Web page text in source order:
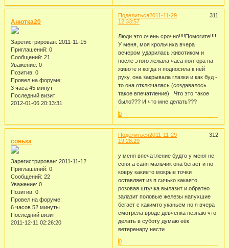
Поделиться 311
2011-11-29
12:33:57
Анютка20
Зарегистрирован: 2011-11-15
Приглашений: 0
Сообщений: 21
Уважение: 0
Позитив: 0
Провел на форуме:
3 часа 45 минут
Последний визит:
2012-01-06 20:13:31
Люди это очень срочно!!!!Помогите!!!!
У меня, моя крольчиха вчера
вечером ударилась животиком и
после этого лежала часа полтора на
животе и когда я подносила к ней
руку, она закрывала глазки и как буд -
то она отключалась (создавалось
такое впечатление) Что это такое
было??? И что мне делать???
0
Поделиться 312
2011-11-29
19:28:29
сонька
Зарегистрирован: 2011-11-12
Приглашений: 0
Сообщений: 22
Уважение: 0
Позитив: 0
Провел на форуме:
6 часов 52 минуты
Последний визит:
2011-12-11 02:26:20
у меня впечатление будто у меня не
соня а саня мальчик она бегает и по
ковру какието мокрые точки
оставляет из п сичько какаято
розовая штучка вылазит и обратно
залазит половые железы напухшие
бегает с какимто уканьем но я вчера
смотрела вроде девченка незнаю что
делать в суботу думаю еёк
ветеренару нести
0